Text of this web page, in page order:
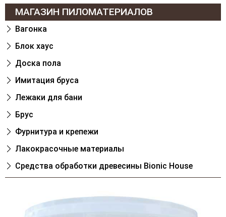
МАГАЗИН ПИЛОМАТЕРИАЛОВ
Вагонка
Блок хаус
Доска пола
Имитация бруса
Лежаки для бани
Брус
Фурнитура и крепежи
Лакокрасочные материалы
Cредства обработки древесины Bionic House